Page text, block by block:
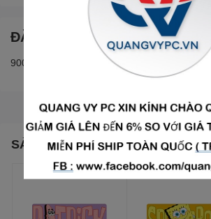
ĐẶC ĐIỂM NỔI BẬT
900x350x3mm
SẢN PHẨM THƯỜNG MUA CÙNG